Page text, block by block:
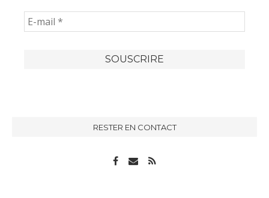
RESTER EN CONTACT